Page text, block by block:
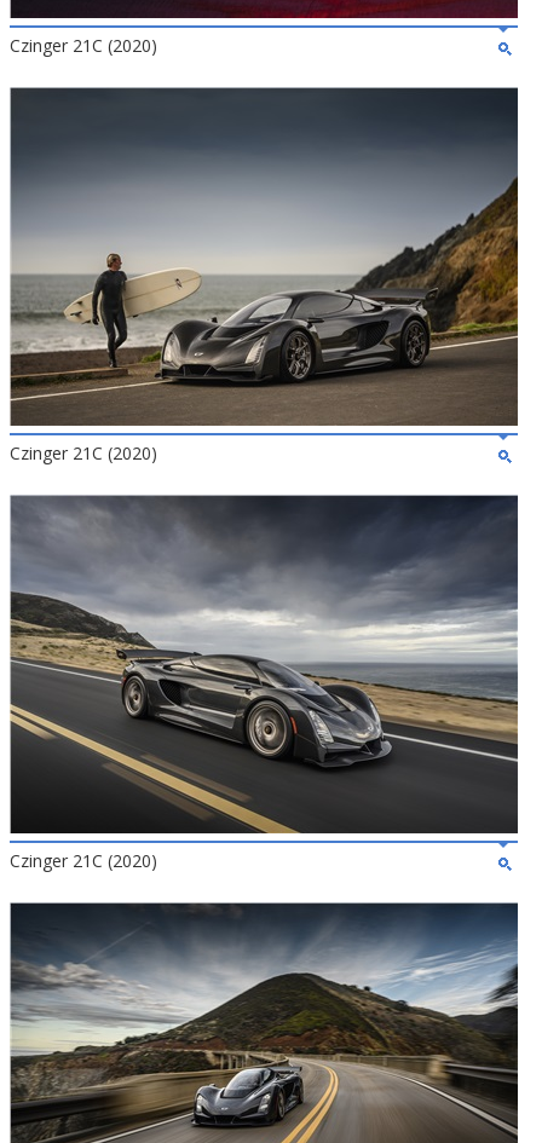
Czinger 21C (2020)
Czinger 21C (2020)
Czinger 21C (2020)